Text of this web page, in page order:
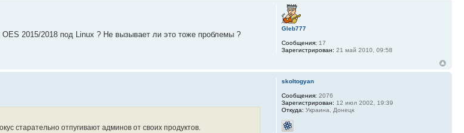
2015/2018 под Linux ? Не вызывает ли это тоже проблемы ?
Gleb777
Сообщения: 17
Зарегистрирован: 21 май 2010, 09:58
старательно отпугивают админов от своих продуктов.
skoltogyan
Сообщения: 2076
Зарегистрирован: 12 июл 2002, 19:39
Откуда: Украина, Донецк